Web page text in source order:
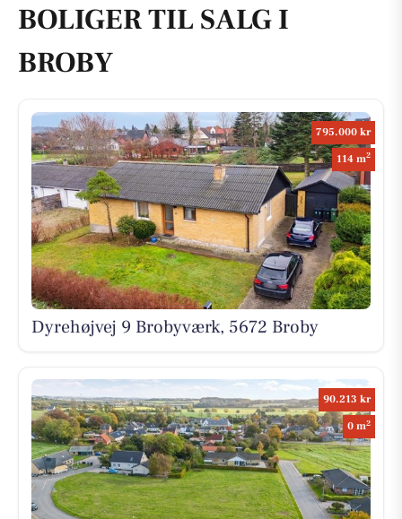
BOLIGER TIL SALG I
BROBY
795.000 kr
114 m2
Dyrehøjvej 9 Brobyværk, 5672 Broby
90.213 kr
0 m2